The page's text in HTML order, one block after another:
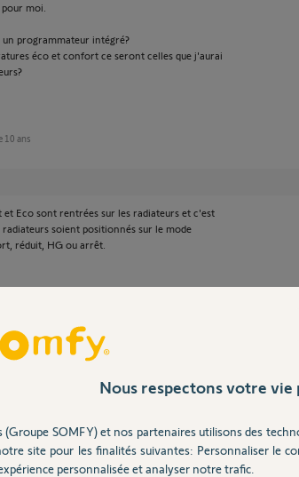
moi.
un programmateur intégré?
éco et confort ce seront celles que j'aurai
10 ans
Eco sont rentrées sur les radiateurs et c'est
soient positionnés sur le mode
réduit, HG ou arrêt.
être je dois recevoir les radiateurs d'ici 15
10 ans
Nous respectons votre vie
(Groupe SOMFY) et nos partenaires utilisons des
site pour les finalités suivantes: Personnaliser le
personnalisée et analyser notre trafic.